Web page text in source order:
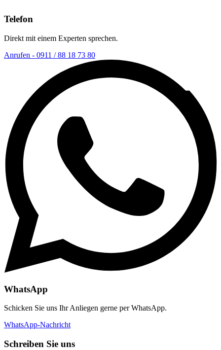
Telefon
Direkt mit einem Experten sprechen.
Anrufen - 0911 / 88 18 73 80
WhatsApp
Schicken Sie uns Ihr Anliegen gerne per WhatsApp.
WhatsApp-Nachricht
Schreiben Sie uns